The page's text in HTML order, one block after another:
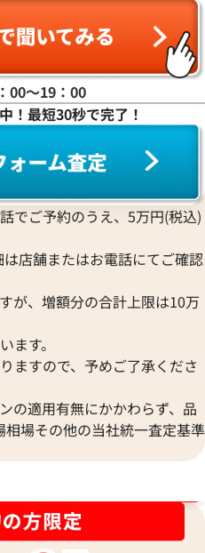
エルメス アザッ
イン コインケース
金具
参考買取価格
2025年12月17日
00〜19：00
！最短30秒で完了！
でご予約のうえ、5万円(税込)
店舗またはお電話にてご確認
が、増額分の合計上限は10万
ます。
ますので、予めご了承くださ
の適用有無にかかわらず、品
場その他の当社統一査定基準